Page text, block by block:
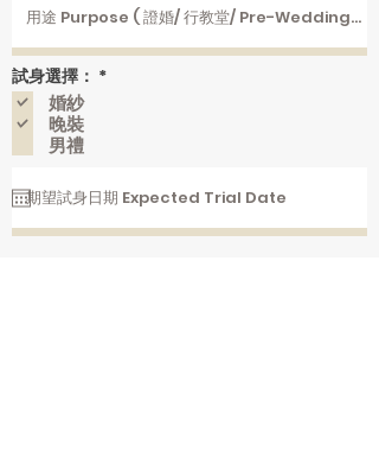
試身選擇： *必
婚紗
晚裝
男禮